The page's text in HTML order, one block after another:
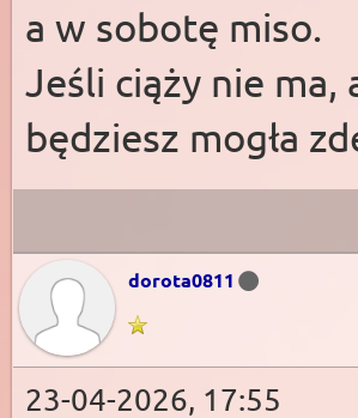
a w sobotę miso.
Jeśli ciąży nie
będziesz mogła
dorota0811
23-04-2026, 17:55